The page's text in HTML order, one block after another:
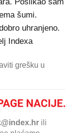
šumi.
uhranjeno.
Indexa
grešku u
ili